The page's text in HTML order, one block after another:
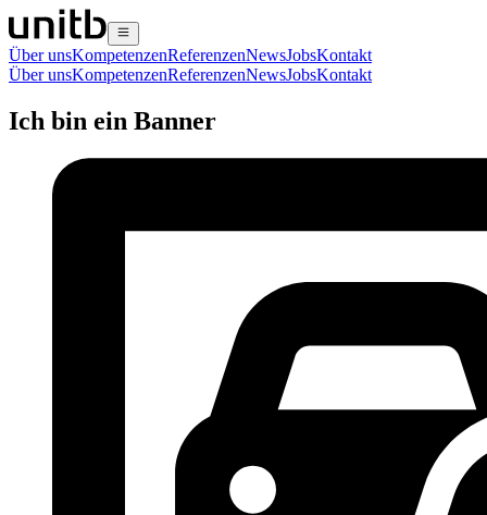
Über unsKompetenzenReferenzenNewsJobsKontakt
Über unsKompetenzenReferenzenNewsJobsKontakt
Ich bin ein Banner